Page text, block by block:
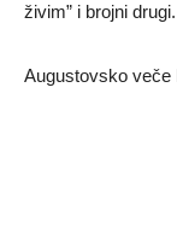
živim” i brojni drugi.
Augustovsko veče